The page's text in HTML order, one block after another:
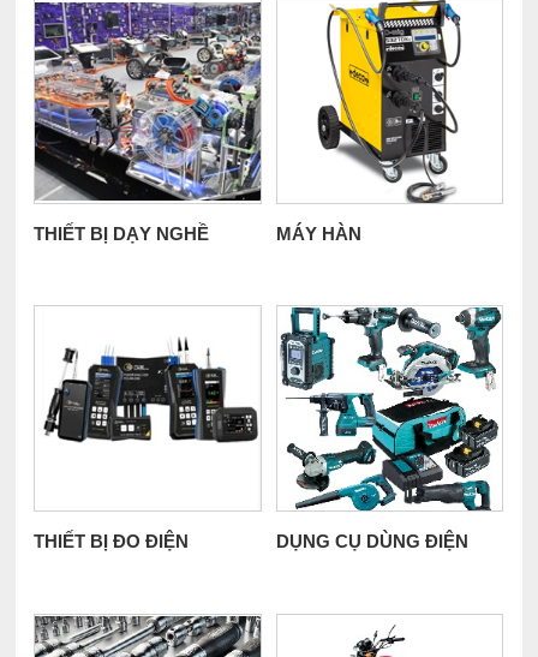
THIẾT BỊ DẠY NGHỀ MÁY HÀN
THIẾT BỊ ĐO ĐIỆN DỤNG CỤ DÙNG ĐIỆN